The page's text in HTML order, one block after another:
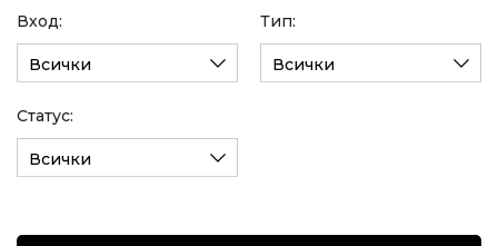
Вход:
Всички
Тип:
Всички
Статус:
Всички